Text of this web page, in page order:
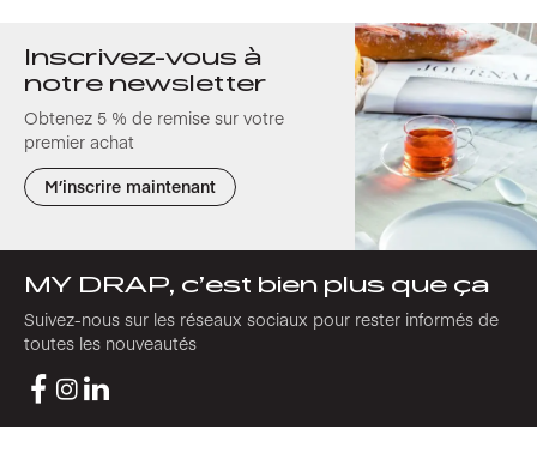
Inscrivez-vous à
notre newsletter
Obtenez 5 % de remise sur votre
premier achat
M’inscrire maintenant
MY DRAP, c’est bien plus que ça
Suivez-nous sur les réseaux sociaux pour rester informés de
toutes les nouveautés